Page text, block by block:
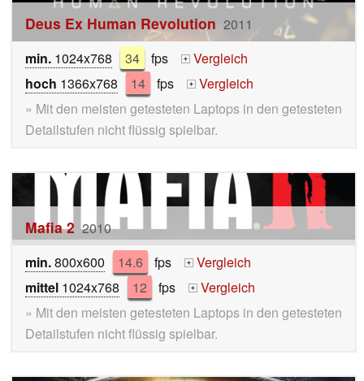
Deus Ex Human Revolution 2011
min. 1024x768 34 fps +
Vergleich
hoch 1366x768 14 fps +
Vergleich
» Mit den meisten getesteten Laptops in den getesteten
Detailstufen nicht flüssig spielbar.
Mafia 2 2010
min.800x600 14.6 fps +
Vergleich
mittel 1024x768 12 fps +
Vergleich
» Mit den meisten getesteten Laptops in den getesteten
Detailstufen nicht flüssig spielbar.